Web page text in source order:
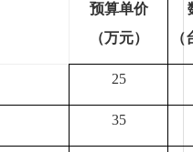
预算单价
（万元）
（
25
35